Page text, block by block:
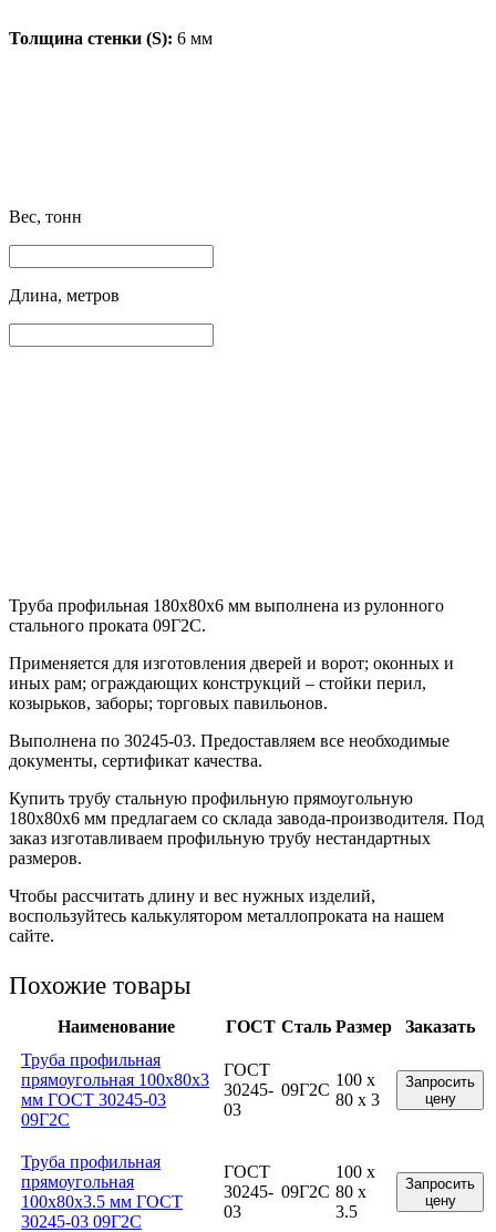
Толщина стенки (S): 6 мм
Вес, тонн
Длина, метров
Труба профильная 180х80х6 мм выполнена из рулонного
стального проката 09Г2С.
Применяется для изготовления дверей и ворот; оконных и
иных рам; ограждающих конструкций – стойки перил,
козырьков, заборы; торговых павильонов.
Выполнена по 30245-03. Предоставляем все необходимые
документы, сертификат качества.
Купить трубу стальную профильную прямоугольную
180х80х6 мм предлагаем со склада завода-производителя. Под
заказ изготавливаем профильную трубу нестандартных
размеров.
Чтобы рассчитать длину и вес нужных изделий,
воспользуйтесь калькулятором металлопроката на нашем
сайте.
Похожие товары
Наименование ГОСТ Сталь Размер
Заказать
Труба профильная
прямоугольная 100x80x3
мм ГОСТ 30245-03
09Г2С
ГОСТ
30245-
03
09Г2С
100 x
80 x 3
Запросить
цену
Труба профильная
прямоугольная
100x80x3.5 мм ГОСТ
30245-03 09Г2С
ГОСТ
30245-
03
09Г2С
100 x
80 x
3.5
Запросить
цену